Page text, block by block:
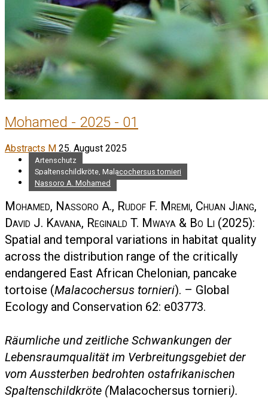
Mohamed - 2025 - 01
Abstracts M 25. August 2025
Artenschutz
Spaltenschildkröte, Malacochersus tornieri
Nassoro A. Mohamed
Mohamed, Nassoro A., Rudof F. Mremi, Chuan Jiang,
David J. Kavana, Reginald T. Mwaya & Bo Li (2025):
Spatial and temporal variations in habitat quality
across the distribution range of the critically
endangered East African Chelonian, pancake
tortoise (Malacochersus tornieri). – Global
Ecology and Conservation 62: e03773.
Räumliche und zeitliche Schwankungen der
Lebensraumqualität im Verbreitungsgebiet der
vom Aussterben bedrohten ostafrikanischen
Spaltenschildkröte (Malacochersus tornieri).